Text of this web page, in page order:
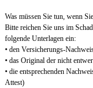
Was müssen Sie tun, wenn
Bitte reichen Sie uns im
folgende Unterlagen ein:
• den Versicherungs-
• das Original der nicht
• die entsprechenden
Attest)